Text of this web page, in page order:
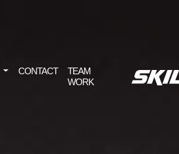
CONTACT
TEAM
WORK